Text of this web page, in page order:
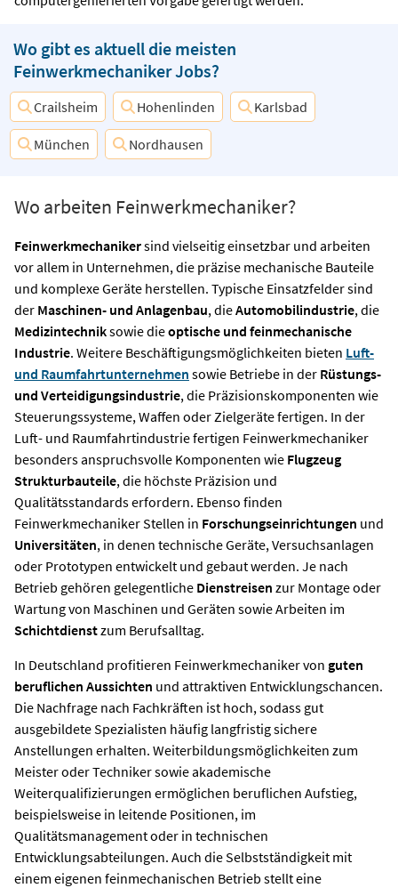
Wo gibt es aktuell die meisten
Feinwerkmechaniker Jobs?
Crailsheim Hohenlinden Karlsbad
München Nordhausen
Wo arbeiten Feinwerkmechaniker?
Feinwerkmechanikersind vielseitig einsetzbar und arbeiten
vor allem in Unternehmen, die präzise mechanische Bauteile
und komplexe Geräte herstellen. Typische Einsatzfelder sind
der Maschinen- und Anlagenbau, dieAutomobilindustrie, die
Medizintechniksowie dieoptische und feinmechanische
Industrie. Weitere Beschäftigungsmöglichkeiten bieten Luft-
und Raumfahrtunternehmen sowie Betriebe in der Rüstungs-
und Verteidigungsindustrie, die Präzisionskomponenten wie
Steuerungssysteme, Waffen oder Zielgeräte fertigen. In der
Luft- und Raumfahrtindustrie fertigen Feinwerkmechaniker
besonders anspruchsvolle Komponenten wie Flugzeug
Strukturbauteile, die höchste Präzision und
Qualitätsstandards erfordern. Ebenso finden
Feinwerkmechaniker Stellen in Forschungseinrichtungen und
Universitäten, in denen technische Geräte, Versuchsanlagen
oder Prototypen entwickelt und gebaut werden. Je nach
Betrieb gehören gelegentliche Dienstreisen zur Montage oder
Wartung von Maschinen und Geräten sowie Arbeiten im
Schichtdienstzum Berufsalltag.
In Deutschland profitieren Feinwerkmechaniker von guten
beruflichen Aussichten und attraktiven Entwicklungschancen.
Die Nachfrage nach Fachkräften ist hoch, sodass gut
ausgebildete Spezialisten häufig langfristig sichere
Anstellungen erhalten. Weiterbildungsmöglichkeiten zum
Meister oder Techniker sowie akademische
Weiterqualifizierungen ermöglichen beruflichen Aufstieg,
beispielsweise in leitende Positionen, im
Qualitätsmanagement oder in technischen
Entwicklungsabteilungen. Auch die Selbstständigkeit mit
einem eigenen feinmechanischen Betrieb stellt eine